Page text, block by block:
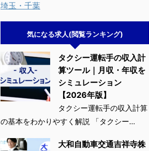
気になる求人(閲覧ランキング)
タクシー運転手の収入計
算ツール｜月収・年収を
シミュレーション
【2026年版】
タクシー運転手の収入計算
の基本をわかりやすく解説 「タクシー...
大和自動車交通吉祥寺株